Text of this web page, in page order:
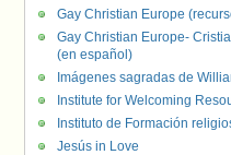
Gay Christian Europe
Gay Christian Europe-
(en español)
Imágenes sagradas de
Institute for Welcoming
Instituto de Formación
Jesús in Love